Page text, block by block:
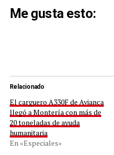
Me gusta esto:
Relacionado
El carguero A330F de Avianca
llegó a Montería con más de
20 toneladas de ayuda
humanitaria
En «Especiales»